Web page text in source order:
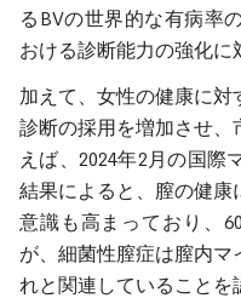
るBVの世界的な有病率
おける診断能力の強化に
加えて、女性の健康に
診断の採用を増加させ、
えば、2024年2月の国際
結果によると、膣の健康
意識も高まっており、
が、細菌性膣症は膣内
れと関連していることを